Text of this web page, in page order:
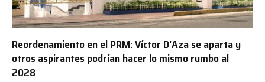
Reordenamiento en el PRM: Víctor D’Aza se aparta y
otros aspirantes podrían hacer lo mismo rumbo al
2028